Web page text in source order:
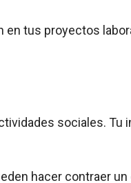
en tus proyectos
sociales. Tu
hacer contraer